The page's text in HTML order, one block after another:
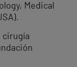
Medical
cirugía